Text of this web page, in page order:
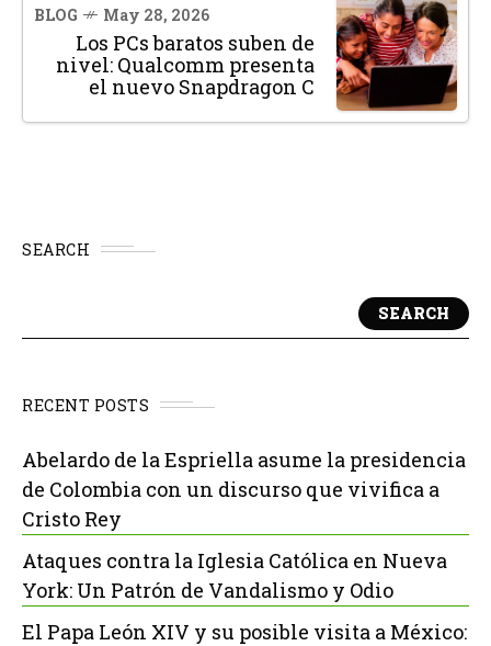
BLOG May 28, 2026
Los PCs baratos suben de
nivel: Qualcomm presenta
el nuevo Snapdragon C
SEARCH
SEARCH
RECENT POSTS
Abelardo de la Espriella asume la presidencia
de Colombia con un discurso que vivifica a
Cristo Rey
Ataques contra la Iglesia Católica en Nueva
York: Un Patrón de Vandalismo y Odio
El Papa León XIV y su posible visita a México: